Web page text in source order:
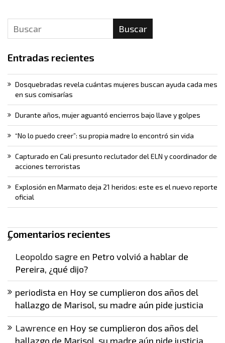
Buscar
Entradas recientes
Dosquebradas revela cuántas mujeres buscan ayuda cada mes
en sus comisarías
Durante años, mujer aguantó encierros bajo llave y golpes
“No lo puedo creer”: su propia madre lo encontró sin vida
Capturado en Cali presunto reclutador del ELN y coordinador de
acciones terroristas
Explosión en Marmato deja 21 heridos: este es el nuevo reporte
oficial
Comentarios recientes
Leopoldo sagre en Petro volvió a hablar de
Pereira, ¿qué dijo?
periodista en Hoy se cumplieron dos años del
hallazgo de Marisol, su madre aún pide justicia
Lawrence en Hoy se cumplieron dos años del
hallazgo de Marisol, su madre aún pide justicia